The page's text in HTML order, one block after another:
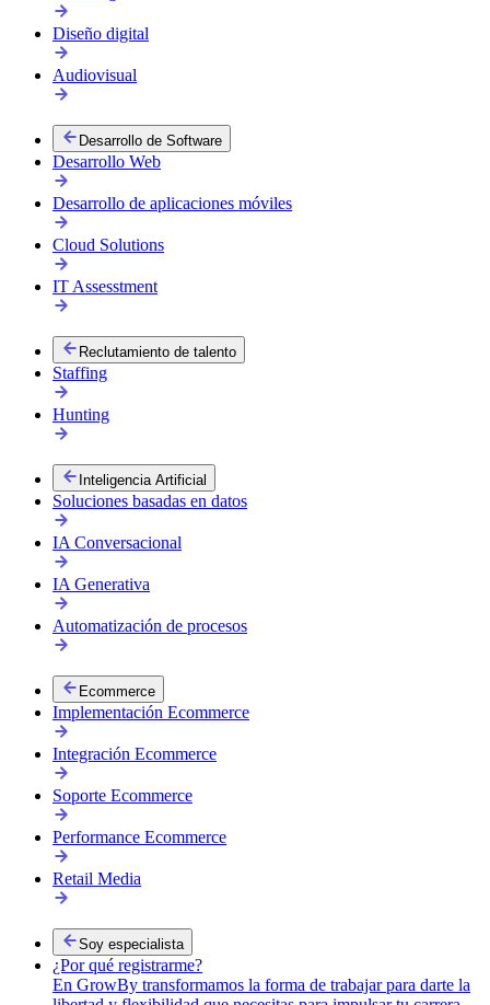
Reclutamiento de talento
Conectamos a tu empresa con especialistas digitales validados.
Diseño digital
Audiovisual
Desarrollo de Software
Desarrollo Web
Desarrollo de aplicaciones móviles
Cloud Solutions
IT Assesstment
Reclutamiento de talento
Staffing
Hunting
Inteligencia Artificial
Soluciones basadas en datos
IA Conversacional
IA Generativa
Automatización de procesos
Ecommerce
Implementación Ecommerce
Integración Ecommerce
Soporte Ecommerce
Performance Ecommerce
Retail Media
Soy especialista
¿Por qué registrarme?
En GrowBy transformamos la forma de trabajar para darte la